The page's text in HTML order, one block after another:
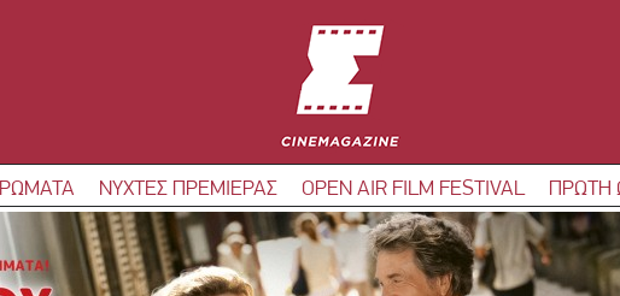
ΝΥΧΤΕΣ ΠΡΕΜΙΕΡΑΣ OPEN AIR FILM FESTIVAL ΠΡΩΤΗ